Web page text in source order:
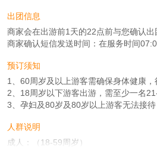
出团信息
商家会在出游前1天的22点前与您确认
商家确认短信发送时间：在服务时间
预订须知
1、60周岁及以上游客需确保身体健康
2、18周岁以下游客出游，需至少一名
3、孕妇及80岁及80岁以上游客无法接待
人群说明
成人：（18-59周岁）